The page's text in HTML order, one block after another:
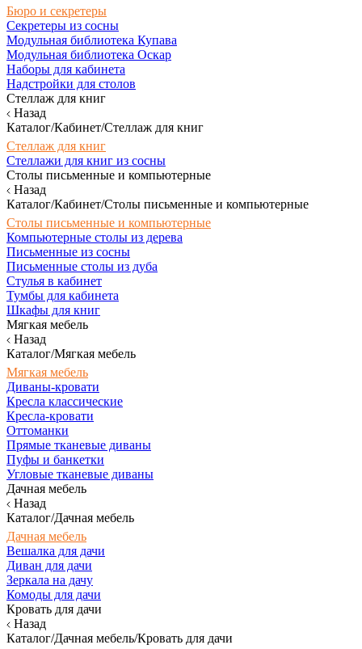
Бюро и секретеры
Секретеры из сосны
Модульная библиотека Купава
Модульная библиотека Оскар
Наборы для кабинета
Надстройки для столов
Стеллаж для книг
Назад
Каталог/Кабинет/Стеллаж для книг
Стеллаж для книг
Стеллажи для книг из сосны
Столы письменные и компьютерные
Назад
Каталог/Кабинет/Столы письменные и компьютерные
Столы письменные и компьютерные
Компьютерные столы из дерева
Письменные из сосны
Письменные столы из дуба
Стулья в кабинет
Тумбы для кабинета
Шкафы для книг
Мягкая мебель
Назад
Каталог/Мягкая мебель
Мягкая мебель
Диваны-кровати
Кресла классические
Кресла-кровати
Оттоманки
Прямые тканевые диваны
Пуфы и банкетки
Угловые тканевые диваны
Дачная мебель
Назад
Каталог/Дачная мебель
Дачная мебель
Вешалка для дачи
Диван для дачи
Зеркала на дачу
Комоды для дачи
Кровать для дачи
Назад
Каталог/Дачная мебель/Кровать для дачи